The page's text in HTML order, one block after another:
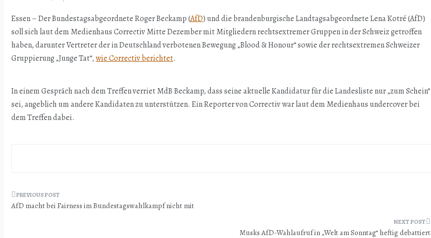
Essen – Der Bundestagsabgeordnete Roger Beckamp (AfD) und die brandenburgische Landtagsabgeordnete Lena Kotré (AfD)
soll sich laut dem Medienhaus Correctiv Mitte Dezember mit Mitgliedern rechtsextremer Gruppen in der Schweiz getroffen
haben, darunter Vertreter der in Deutschland verbotenen Bewegung „Blood & Honour“ sowie der rechtsextremen Schweizer
Gruppierung „Junge Tat“,wie Correctiv berichtet.
In einem Gespräch nach dem Treffen verriet MdB Beckamp, dass seine aktuelle Kandidatur für die Landesliste nur „zum Schein“
sei, angeblich um andere Kandidaten zu unterstützen. Ein Reporter von Correctiv war laut dem Medienhaus undercover bei
dem Treffen dabei.
Beitragsnavigation
AfD macht bei Fairness im Bundestagswahlkampf nicht mit
Musks AfD-Wahlaufruf in „Welt am Sonntag“ heftig debattiert